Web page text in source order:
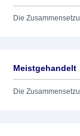
Die
Meistgehandelt
Die